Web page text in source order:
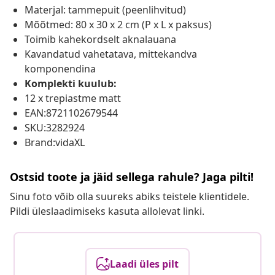
Materjal: tammepuit (peenlihvitud)
Mõõtmed: 80 x 30 x 2 cm (P x L x paksus)
Toimib kahekordselt aknalauana
Kavandatud vahetatava, mittekandva
komponendina
Komplekti kuulub:
12 x trepiastme matt
EAN:8721102679544
SKU:3282924
Brand:vidaXL
Ostsid toote ja jäid sellega rahule? Jaga pilti!
Sinu foto võib olla suureks abiks teistele klientidele.
Pildi üleslaadimiseks kasuta allolevat linki.
Laadi üles pilt